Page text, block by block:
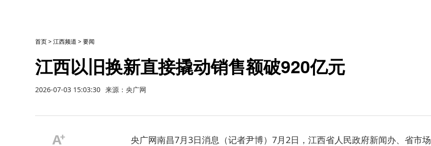
首页>江西频道 >要闻
江西以旧换新直接撬动销售额破920亿元
2026-07-03 15:03:30 来源：央广网
央广网南昌7月3日消息（记者尹博）7月2日，江西省人民政府新闻办、省市场